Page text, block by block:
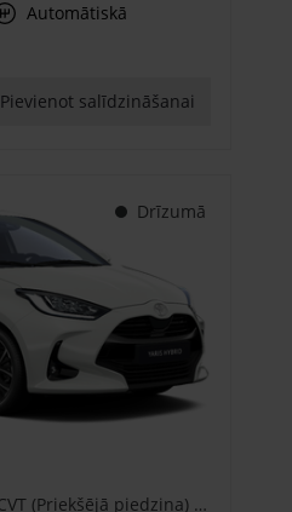
Automātiskā
Pievienot salīdzināšanai
Drīzumā
Active Plus 1.5 Hybrid 115 e-CVT (Priekšējā piedziņa) (68 kW)